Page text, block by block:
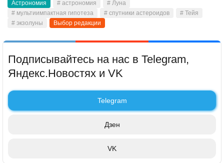
Астрономия # астрономия
# Луна
# мультиимпактная гипотеза
# спутники астероидов
# Тейя
# экзолуны
Выбор редакции
Подписывайтесь на нас в Telegram,
Яндекс.Новостях и VK
Telegram
Дзен
VK